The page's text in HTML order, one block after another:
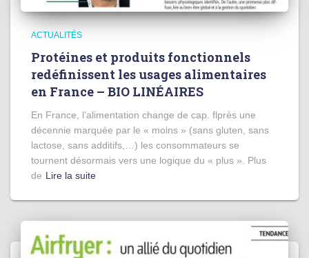
ACTUALITÉS
Protéines et produits fonctionnels
redéfinissent les usages alimentaires
en France – BIO LINÉAIRES
En France, l’alimentation change de cap. flprès une
décennie marquée par le « moins » (sans gluten, sans
lactose, sans additifs,…) les consommateurs se
tournent désormais vers une logique du « plus ». Plus
de Lire la suite